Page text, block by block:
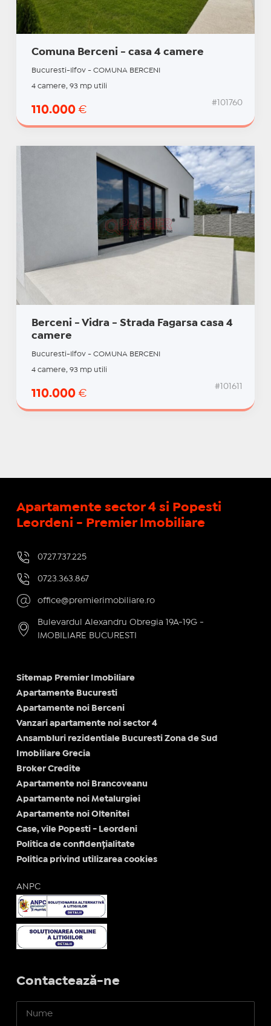
Comuna Berceni - casa 4 camere
Bucuresti-Ilfov - COMUNA BERCENI
4 camere, 93 mp utili
110.000 €
#101760
Berceni - Vidra - Strada Fagarsa casa 4
camere
Bucuresti-Ilfov - COMUNA BERCENI
4 camere, 93 mp utili
110.000 €
#101611
Apartamente sector 4 si Popesti
Leordeni - Premier Imobiliare
0727.737.225
0723.363.867
office@premierimobiliare.ro
Bulevardul Alexandru Obregia 19A-19G -
IMOBILIARE BUCURESTI
Sitemap Premier Imobiliare
Apartamente Bucuresti
Apartamente noi Berceni
Vanzari apartamente noi sector 4
Ansambluri rezidentiale Bucuresti Zona de Sud
Imobiliare Grecia
Broker Credite
Apartamente noi Brancoveanu
Apartamente noi Metalurgiei
Apartamente noi Oltenitei
Case, vile Popesti - Leordeni
Politica de confidențialitate
Politica privind utilizarea cookies
ANPC
Contactează-ne